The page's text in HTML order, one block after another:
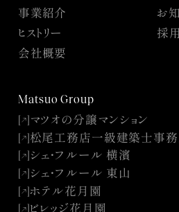
事業紹介
お
ヒストリー
採用
会社概要
Matsuo Group
↓ マツオの分譲マンション
↓
↓
松尾工務店一級建築士事
↓ シェ・フルール 横濱
↓
↓
シェ・フルール 東山
[↓
↓
]ホテル花月園
↓ ビレッジ花月園